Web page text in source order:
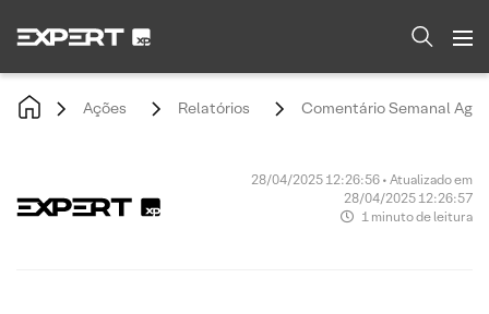
Ações Relatórios Comentário Semanal
28/04/2025 12:26:56 • Atualizado em
28/04/2025 12:26:57
1 minuto de leitura